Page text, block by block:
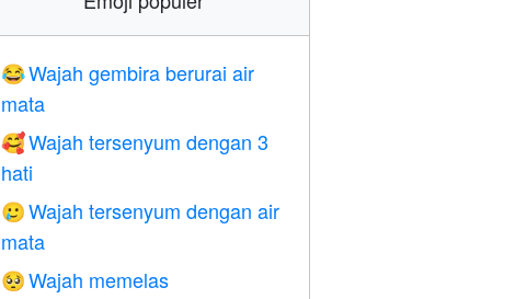
😂Wajah gembira berurai air
mata
🥰Wajah tersenyum dengan 3
hati
🥲 Wajah tersenyum dengan air
mata
🥺 Wajah memelas